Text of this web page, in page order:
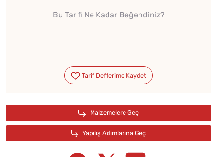
Bu Tarifi Ne Kadar Beğendiniz?